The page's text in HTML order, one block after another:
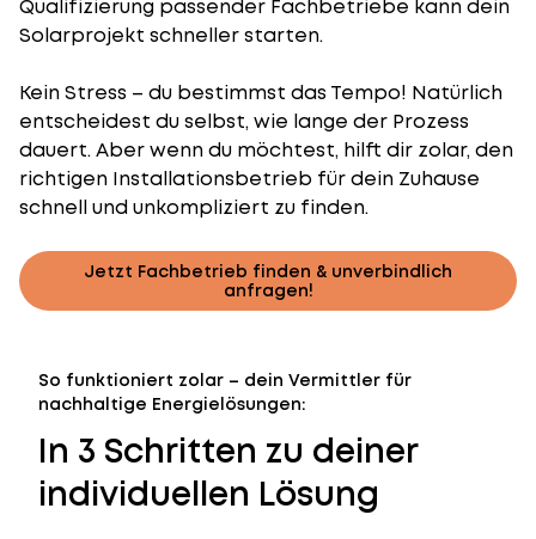
Qualifizierung passender Fachbetriebe kann dein
Solarprojekt schneller starten.
Kein Stress – du bestimmst das Tempo! Natürlich
entscheidest du selbst, wie lange der Prozess
dauert. Aber wenn du möchtest, hilft dir zolar, den
richtigen Installationsbetrieb für dein Zuhause
schnell und unkompliziert zu finden.
Jetzt Fachbetrieb finden & unverbindlich
anfragen!
So funktioniert zolar – dein Vermittler für
nachhaltige Energielösungen:
In 3 Schritten zu deiner
individuellen Lösung